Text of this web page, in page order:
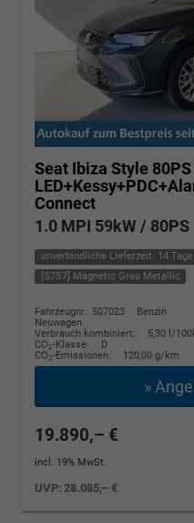
Seat Ibiza Style
Connect
1.0 MPI 59kW / 80PS
unverbindliche Lieferzeit: 14 Tage
[S7S7] Magnetic Grau Metallic
Fahrzeugnr.: 507023
Benzin
Neuwagen
Verbrauch kombiniert:
5,30 l/
CO2-Klasse:
D
CO2-Emissionen: 120,00 g/km
»
19.890,– €
incl. 19% MwSt.
UVP:28.085,– €